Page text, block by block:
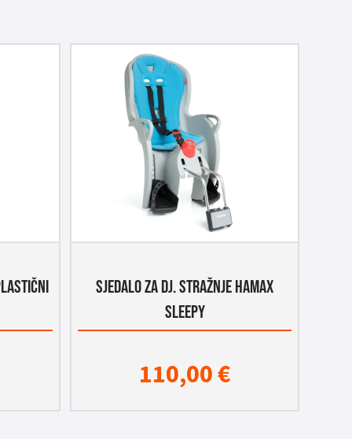
SJEDALO ZA DJ. STRAŽNJE HAMAX
SLEEPY
110,00€